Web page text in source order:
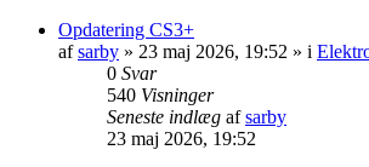
Opdatering CS3+
afsarby » 23 maj 2026, 19:52 » i
0 Svar
540 Visninger
Seneste indlæg afsarby
23 maj 2026, 19:52